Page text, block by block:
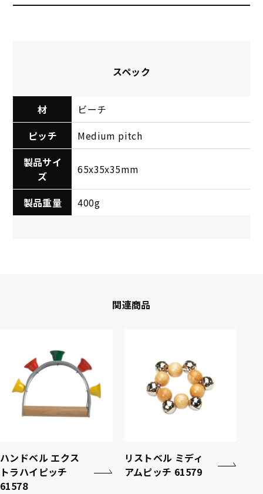
スペック
材
ビーチ
ピッチ
Medium pitch
製品サイ
ズ
65x35x35mm
製品重量 400g
関連商品
ハンドベル エクス
トラハイピッチ
61578
リストベル ミディ
アムピッチ 61579